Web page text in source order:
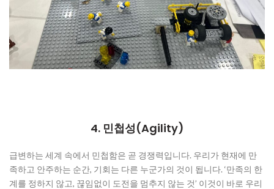
4. 민첩성(Agility)
급변하는 세계 속에서 민첩함은 곧 경쟁력입니다. 우리가 현재에 만
족하고 안주하는 순간, 기회는 다른 누군가의 것이 됩니다. ‘만족의 한
계를 정하지 않고, 끊임없이 도전을 멈추지 않는 것’ 이것이 바로 우리